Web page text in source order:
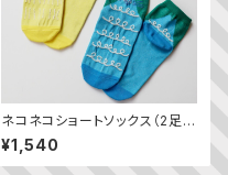
ネコネコショートソックス（2足
組）
¥1,540